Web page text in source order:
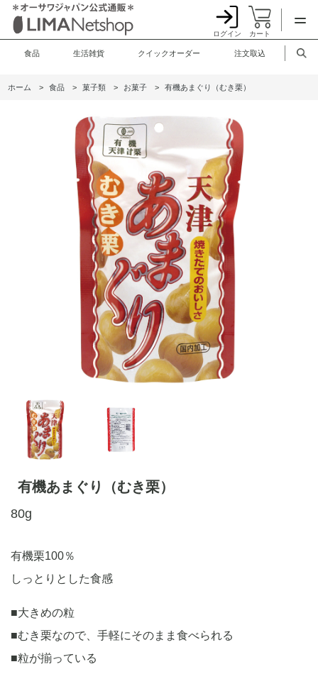
ログイン カート
食品 生活雑貨 クイックオーダー 注文取込
ホーム > 食品 > 菓子類 > お菓子 > 有機あまぐり（むき栗）
有機あまぐり（むき栗）
80g
有機栗100％
しっとりとした食感
■大きめの粒
■むき栗なので、手軽にそのまま食べられる
■粒が揃っている